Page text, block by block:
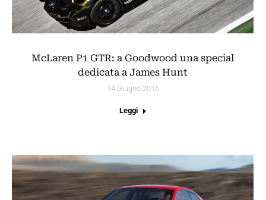
McLaren P1 GTR: a Goodwood una special
dedicata a James Hunt
14 Giugno 2016
Leggi